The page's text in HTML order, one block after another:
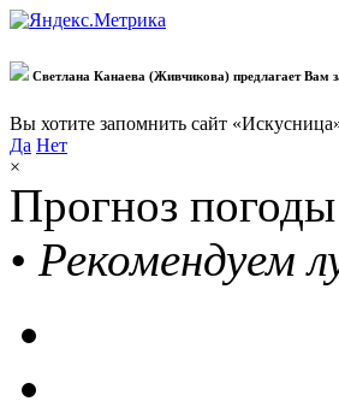
Светлана Канаева (Живчикова) предлагает Вам
Вы хотите запомнить сайт
Да Нет
×
Прогноз погоды
• Рекомендуем